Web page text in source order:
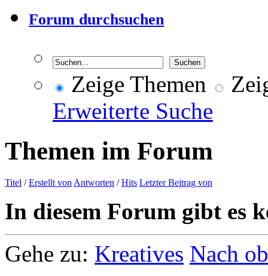
Forum durchsuchen
Zeige Themen
Erweiterte Suche
Themen im Forum
Titel /Erstellt von Antworten /Hits Letzter Beitrag von
In diesem Forum gibt es
Gehe zu: Kreatives Nach